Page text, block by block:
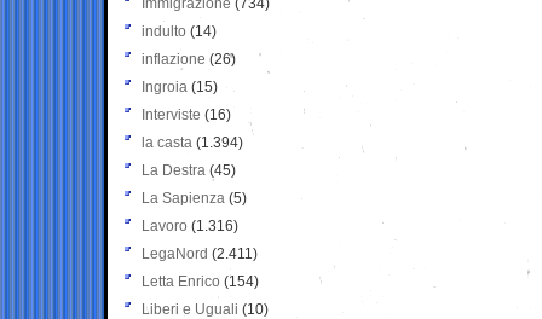
Immigrazione (734)
indulto (14)
inflazione (26)
Ingroia (15)
Interviste (16)
la casta (1.394)
La Destra (45)
La Sapienza (5)
Lavoro (1.316)
LegaNord (2.411)
Letta Enrico (154)
Liberi e Uguali (10)